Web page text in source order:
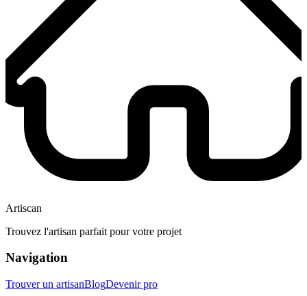
Artiscan
Trouvez l'artisan parfait pour votre projet
Navigation
Trouver un artisanBlogDevenir pro